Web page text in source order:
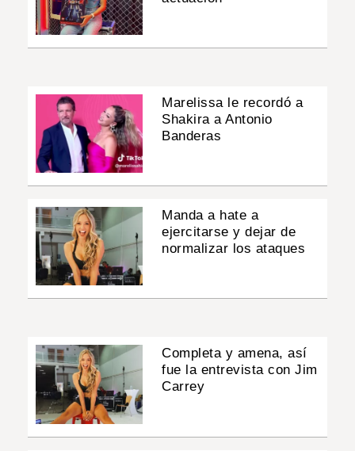
Marelissa le recordó a
Shakira a Antonio
Banderas
Manda a hate a
ejercitarse y dejar de
normalizar los ataques
Completa y amena, así
fue la entrevista con Jim
Carrey